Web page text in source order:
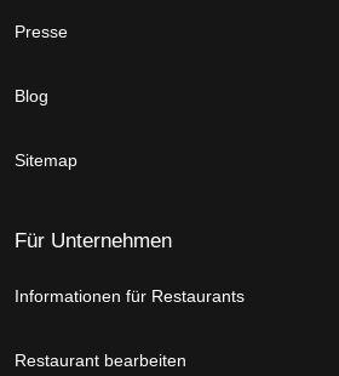
Presse
Blog
Sitemap
Für Unternehmen
Informationen für Restaurants
Restaurant bearbeiten